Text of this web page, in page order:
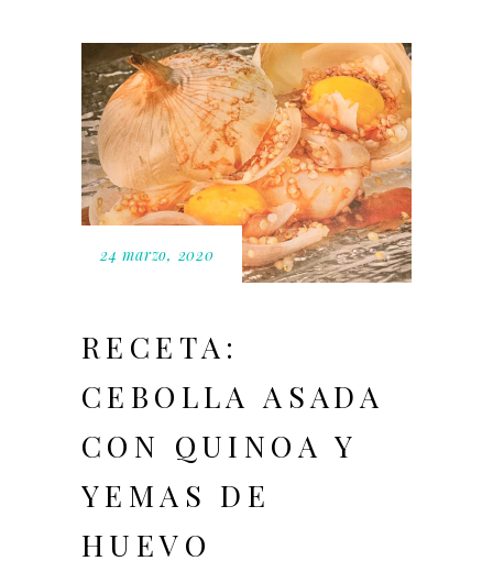
24 marzo, 2020
RECETA:
CEBOLLA ASADA
CON QUINOA Y
YEMAS DE
HUEVO